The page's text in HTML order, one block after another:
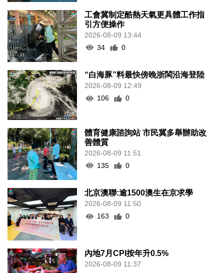
工會冀制定酷熱天氣更具體工作指
引方便操作
2026-08-09 13:44
34
0
“白海豚”料最快傍晚浙閩沿海登陸
2026-08-09 12:49
106
0
體育健康諮詢站 市民冀多舉辦助改
善體質
2026-08-09 11:51
135
0
北京澳聯:逾1500澳生在京求學
2026-08-09 11:50
163
0
內地7月CPI按年升0.5%
2026-08-09 11:37